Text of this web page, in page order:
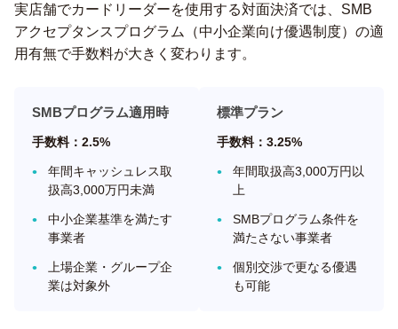
実店舗でカードリーダーを使用する対面決済では、SMB
アクセプタンスプログラム（中小企業向け優遇制度）の適
用有無で手数料が大きく変わります。
SMBプログラム適用時
手数料：2.5%
年間キャッシュレス取
扱高3,000万円未満
中小企業基準を満たす
事業者
上場企業・グループ企
業は対象外
標準プラン
手数料：3.25%
年間取扱高3,000万円以
上
SMBプログラム条件を
満たさない事業者
個別交渉で更なる優遇
も可能